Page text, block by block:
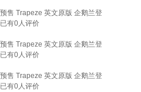
预售 Trapeze 英文原版 企鹅兰登
已有0人评价
预售 Trapeze 英文原版 企鹅兰登
已有0人评价
预售 Trapeze 英文原版 企鹅兰登
已有0人评价